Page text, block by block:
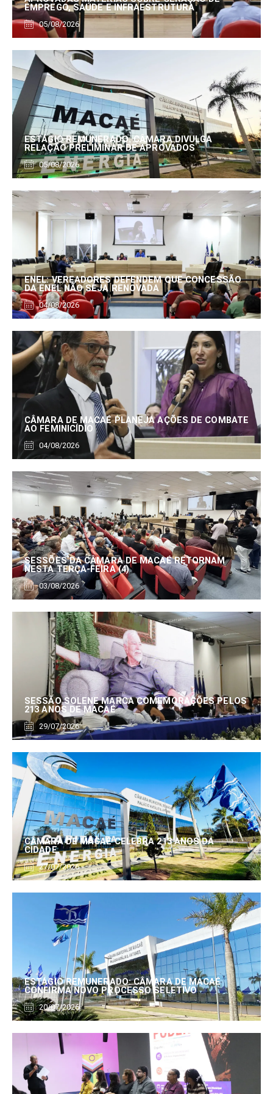
EMPREGO, SAÚDE E INFRAESTRUTURA
05/08/2026
ESTÁGIO REMUNERADO: CÂMARA DIVULGA
RELAÇÃO PRELIMINAR DE APROVADOS
05/08/2026
ENEL: VEREADORES DEFENDEM QUE CONCESSÃO
DA ENEL NÃO SEJA RENOVADA
04/08/2026
CÂMARA DE MACAÉ PLANEJA AÇÕES DE COMBATE
AO FEMINICÍDIO
04/08/2026
SESSÕES DA CÂMARA DE MACAÉ RETORNAM
NESTA TERÇA-FEIRA (4)
03/08/2026
SESSÃO SOLENE MARCA COMEMORAÇÕES PELOS
213 ANOS DE MACAÉ
29/07/2026
CÂMARA DE MACAÉ CELEBRA 213 ANOS DA
CIDADE
27/07/2026
ESTÁGIO REMUNERADO: CÂMARA DE MACAÉ
CONFIRMA NOVO PROCESSO SELETIVO
20/07/2026